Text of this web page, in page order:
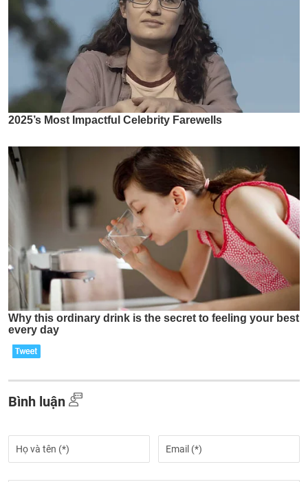
Bình luận